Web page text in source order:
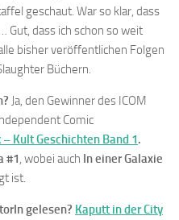
geschaut. War so klar, dass
Gut, dass ich schon so weit
bisher veröffentlichen Folgen
Büchern.
Ja, den Gewinner des ICOM
Comic
– Kult Geschichten Band 1.
#1, wobei auch In einer Galaxie
ist.
gelesen? Kaputt in der City